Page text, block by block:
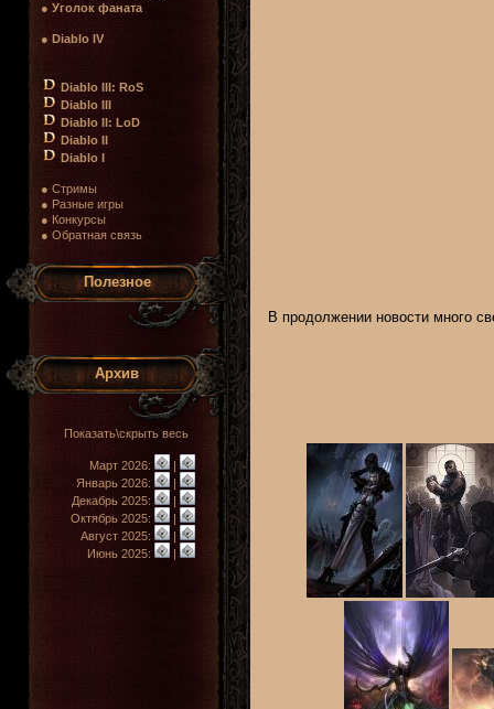
● Уголок фаната
● Diablo IV
Diablo III: RoS
Diablo III
Diablo II: LoD
Diablo II
Diablo I
● Стримы
● Разные игры
● Конкурсы
● Обратная связь
Полезное
Архив
Показать\скрыть весь
Март 2026:
|
Январь 2026:
|
Декабрь 2025:
|
Октябрь 2025:
|
Август 2025:
|
Июнь 2025:
|
В продолжении новости много